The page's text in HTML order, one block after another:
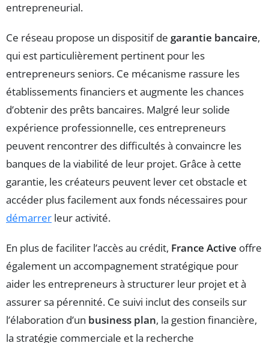
entrepreneurial.
Ce réseau propose un dispositif de garantie bancaire,
qui est particulièrement pertinent pour les
entrepreneurs seniors. Ce mécanisme rassure les
établissements financiers et augmente les chances
d’obtenir des prêts bancaires. Malgré leur solide
expérience professionnelle, ces entrepreneurs
peuvent rencontrer des difficultés à convaincre les
banques de la viabilité de leur projet. Grâce à cette
garantie, les créateurs peuvent lever cet obstacle et
accéder plus facilement aux fonds nécessaires pour
démarrer leur activité.
En plus de faciliter l’accès au crédit, France Active offre
également un accompagnement stratégique pour
aider les entrepreneurs à structurer leur projet et à
assurer sa pérennité. Ce suivi inclut des conseils sur
l’élaboration d’un business plan, la gestion financière,
la stratégie commerciale et la recherche